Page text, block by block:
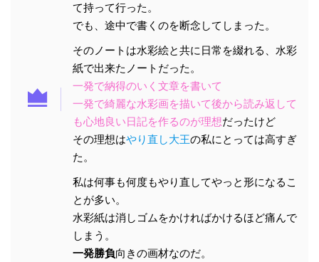
て持って行った。
でも、途中で書くのを断念してしまった。
そのノートは水彩絵と共に日常を綴れる、水彩
紙で出来たノートだった。
一発で納得のいく文章を書いて
一発で綺麗な水彩画を描いて後から読み返して
も心地良い日記を作るのが理想だったけど
その理想はやり直し大王の私にとっては高すぎ
た。
私は何事も何度もやり直してやっと形になるこ
とが多い。
水彩紙は消しゴムをかければかけるほど痛んで
しまう。
一発勝負向きの画材なのだ。